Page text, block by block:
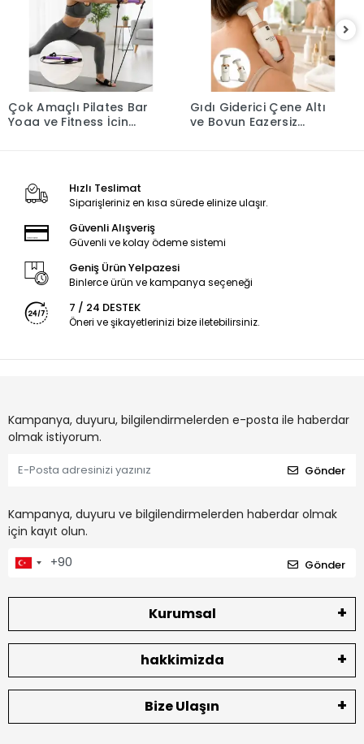
Çok Amaçlı Pilates Bar
Yoga ve Fitness İçin
Gıdı Giderici Çene Altı
ve Boyun Egzersiz
Hızlı Teslimat
Siparişleriniz en kısa sürede elinize ulaşır.
Güvenli Alışveriş
Güvenli ve kolay ödeme sistemi
Geniş Ürün Yelpazesi
Binlerce ürün ve kampanya seçeneği
7 / 24 DESTEK
Öneri ve şikayetlerinizi bize iletebilirsiniz.
Kampanya, duyuru, bilgilendirmelerden e-posta ile haberdar
olmak istiyorum.
Gönder
Kampanya, duyuru ve bilgilendirmelerden haberdar olmak
için kayıt olun.
Gönder
Kurumsal
hakkimizda
Bize Ulaşın